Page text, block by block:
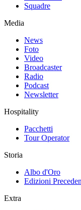
Squadre
Media
News
Foto
Video
Broadcaster
Radio
Podcast
Newsletter
Hospitality
Pacchetti
Tour Operator
Storia
Albo d'Oro
Edizioni
Extra